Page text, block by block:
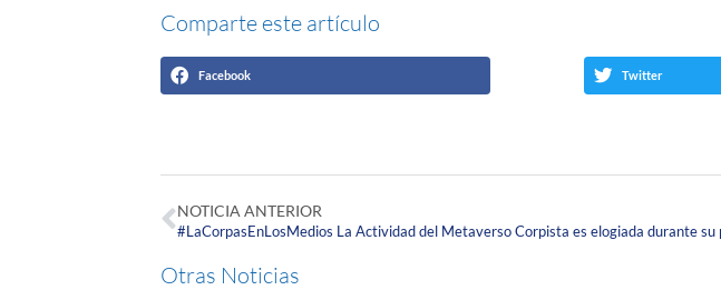
Comparte este artículo
Facebook Twitter
NOTICIA ANTERIOR
Otras Noticias